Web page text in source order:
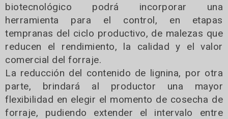
biotecnológico podrá incorporar una
herramienta para el control, en etapas
tempranas del ciclo productivo, de malezas que
reducen el rendimiento, la calidad y el valor
comercial del forraje.
La reducción del contenido de lignina, por otra
parte, brindará al productor una mayor
flexibilidad en elegir el momento de cosecha de
forraje, pudiendo extender el intervalo entre